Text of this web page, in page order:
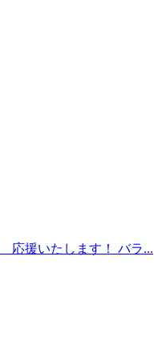
応援いたします！ バラ...